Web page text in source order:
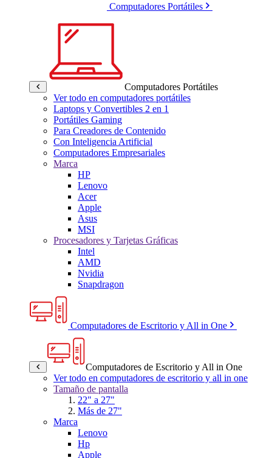
Computadores Portátiles
Computadores Portátiles
Ver todo en computadores portátiles
Laptops y Convertibles 2 en 1
Portátiles Gaming
Para Creadores de Contenido
Con Inteligencia Artificial
Computadores Empresariales
Marca
HP
Lenovo
Acer
Apple
Asus
MSI
Procesadores y Tarjetas Gráficas
Intel
AMD
Nvidia
Snapdragon
Computadores de Escritorio y All in One
Computadores de Escritorio y All in One
Ver todo en computadores de escritorio y all in one
Tamaño de pantalla
22" a 27"
Más de 27"
Marca
Lenovo
Hp
Apple